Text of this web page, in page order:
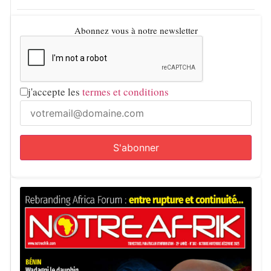
Opposés à l’Autriche lors de la dernière journée, les
1) qui leur permet de terminer à la deuxième place du
groupe J derrière l’Argentine.
Après une entrée en matière compliquée face à
l’Albiceleste, les Algériens auront progressivement élevé
leur niveau de jeu. Leur succès contre la Jordanie avait
relancé leur campagne, et ce nul face aux Autrichiens
confirme leur capacité à gérer un rendez-vous à fort enjeu.
seizièmes de finale. Une affiche relevée, mais loin d’être
inaccessible pour une sélection qui semble monter en
puissance au fil de la compétition.
Des défis immenses en seizièmes
Abonnez vous à notre newsletter
j'accepte les termes et conditions